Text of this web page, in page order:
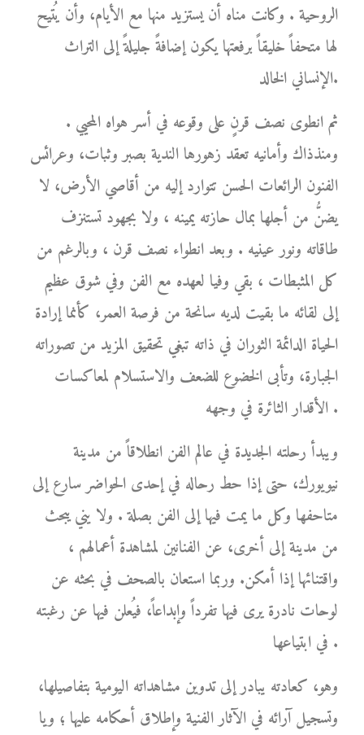
الروحية . وكانت مناه أن يستزيد منها مع الأيام، وأن يُتيح
لها متحفاً خليقاً برفعتها يكون إضافةً جليلةً إلى التراث
الإنساني الخالد.
ثم انطوى نصف قرنٍ على وقوعه في أسر هواه المحيي .
ومنذذاك وأمانيه تعقد زهورها الندية بصبر وثبات، وعرائس
الفنون الرائعات الحسن تتوارد إليه من أقاصي الأرض، لا
يضنُّ من أجلها بمال حازته يمينه ، ولا بجهود تستنزف
طاقاته ونور عينيه . وبعد انطواء نصف قرن ، وبالرغم من
كل المثبطات ، بقي وفيا لعهده مع الفن وفي شوق عظيم
إلى لقائه ما بقيت لديه سانحة من فرصة العمر، كأنما إرادة
الحياة الدائمة الثوران في ذاته تبغي تحقيق المزيد من تصوراته
الجبارة، وتأبى الخضوع للضعف والاستسلام لمعاكسات
الأقدار الثائرة في وجهه .
ويبدأ رحلته الجديدة في عالم الفن انطلاقاً من مدينة
نيويورك، حتى إذا حط رحاله في إحدى الحواضر سارع إلى
متاحفها وكل ما يمت فيها إلى الفن بصلة . ولا يني يبحث
من مدينة إلى أخرى، عن الفنانين لمشاهدة أعمالهم ،
واقتنائها إذا أمكن. وربما استعان بالصحف في بحثه عن
لوحات نادرة يرى فيها تفرداً وإبداعاً، فيُعلن فيها عن رغبته
في ابتياعها .
وهو، كعادته يبادر إلى تدوين مشاهداته اليومية بتفاصيلها،
وتسجيل آرائه في الآثار الفنية وإطلاق أحكامه عليها ؛ ويا